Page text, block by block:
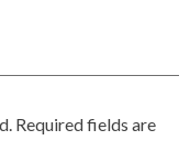
Required fields are